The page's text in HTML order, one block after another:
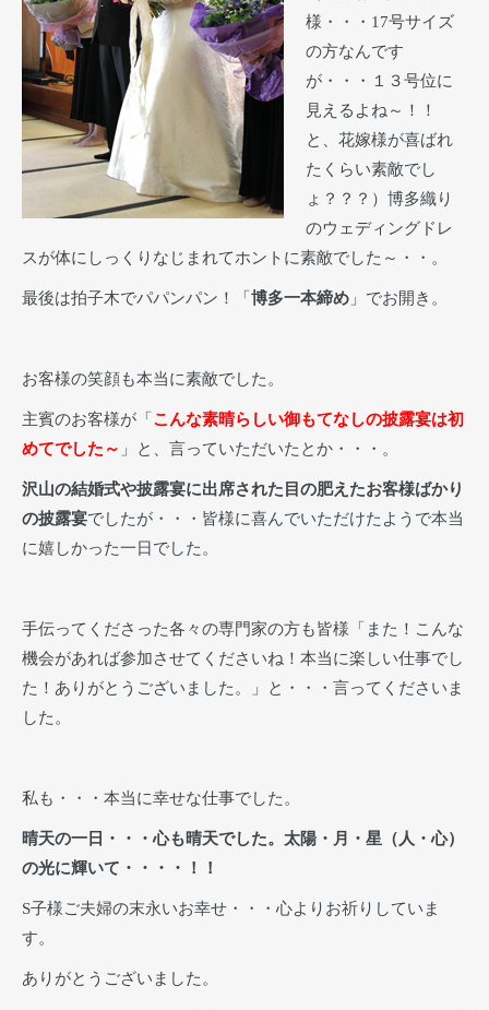
様・・・17号サイズ
の方なんです
が・・・１３号位に
見えるよね～！！
と、花嫁様が喜ばれ
たくらい素敵でし
ょ？？？）博多織り
のウェディングドレ
スが体にしっくりなじまれてホントに素敵でした～・・。
最後は拍子木でパパンパン！「博多一本締め 」でお開き。
お客様の笑顔も本当に素敵でした。
主賓のお客様が「こんな素晴らしい御もてなしの披露宴は初
めてでした～ 」と、言っていただいたとか・・・。
沢山の結婚式や披露宴に出席された目の肥えたお客様ばかり
の披露宴でしたが・・・皆様に喜んでいただけたようで本当
に嬉しかった一日でした。
手伝ってくださった各々の専門家の方も皆様「また！こんな
機会があれば参加させてくださいね！本当に楽しい仕事でし
た！ありがとうございました。」と・・・言ってくださいま
した。
私も・・・本当に幸せな仕事でした。
晴天の一日・・・心も晴天でした。太陽・月・星（人・心）
の光に輝いて・・・・！！
S子様ご夫婦の末永いお幸せ・・・心よりお祈りしていま
す。
ありがとうございました。